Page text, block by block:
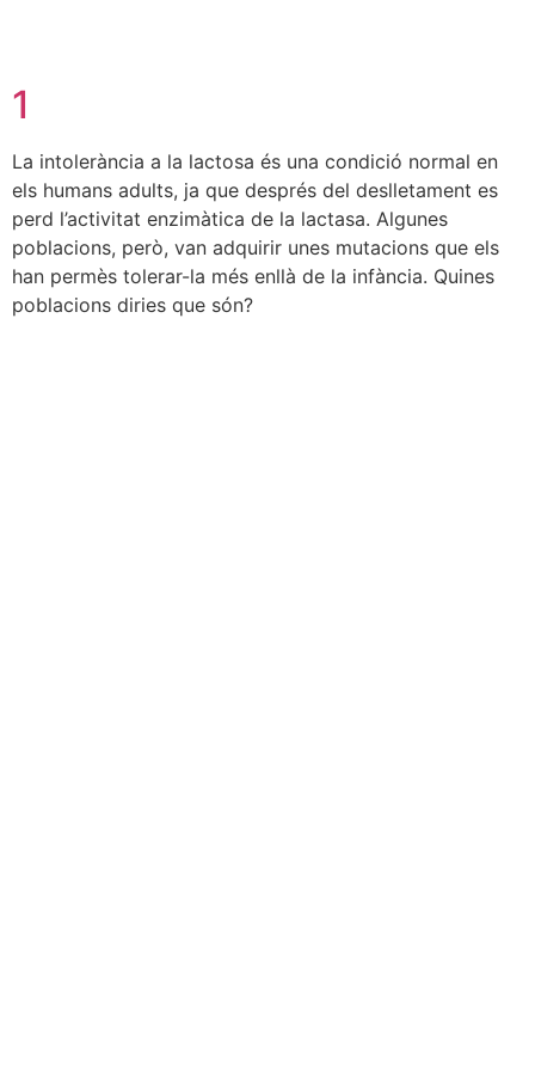
1
La intolerància a la lactosa és una condició normal en
els humans adults, ja que després del deslletament es
perd l’activitat enzimàtica de la lactasa. Algunes
poblacions, però, van adquirir unes mutacions que els
han permès tolerar-la més enllà de la infància. Quines
poblacions diries que són?